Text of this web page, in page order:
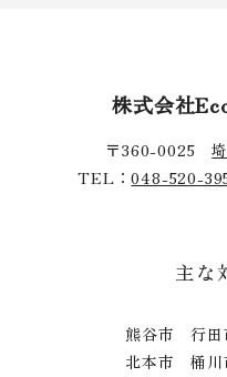
株式会社
〒360-0025
TEL：048-520-
主な
熊谷市 行
北本市 桶